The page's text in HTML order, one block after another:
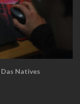
Natives